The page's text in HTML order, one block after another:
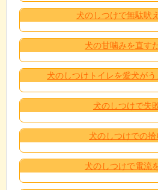
犬のしつけで無駄吠
犬の甘噛みを直す
犬のしつけトイレを愛犬が
犬のしつけで失
犬のしつけでの拾
犬のしつけで電流